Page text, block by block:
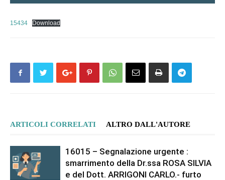
15434 Download
ARTICOLI CORRELATI ALTRO DALL'AUTORE
16015 – Segnalazione urgente :
smarrimento della Dr.ssa ROSA SILVIA
e del Dott. ARRIGONI CARLO.- furto